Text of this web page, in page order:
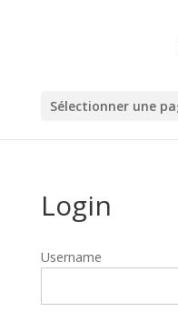
Sélectionner une
Login
Username